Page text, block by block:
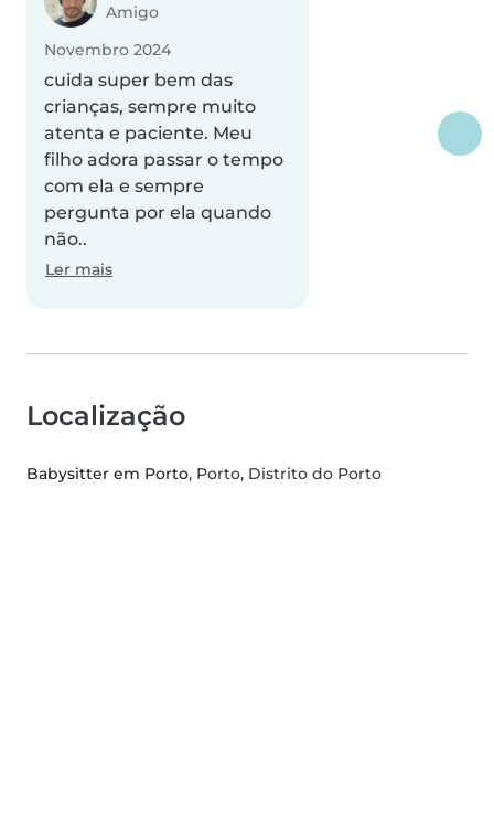
Amigo
Novembro 2024
cuida super bem das
crianças, sempre muito
atenta e paciente. Meu
filho adora passar o tempo
com ela e sempre
pergunta por ela quando
não..
Ler mais
Localização
Babysitter em Porto, Porto, Distrito do Porto